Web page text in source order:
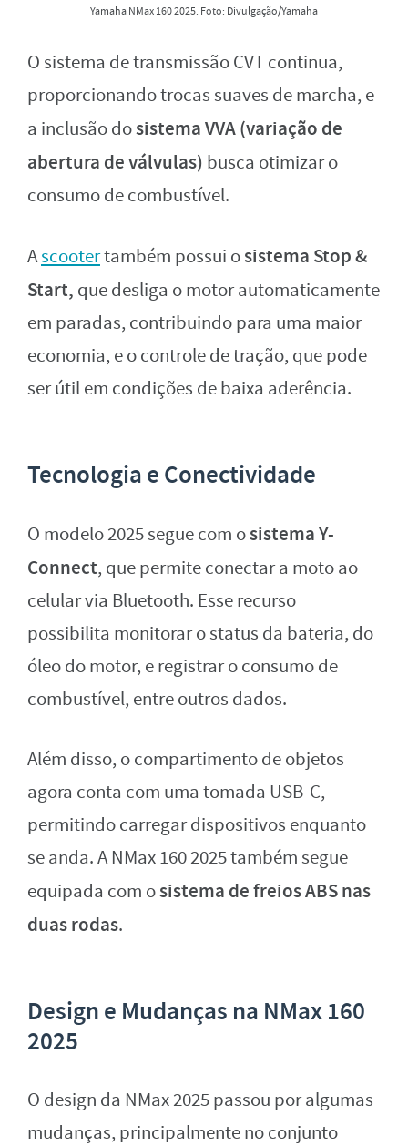
Yamaha NMax 160 2025. Foto: Divulgação/Yamaha
O sistema de transmissão CVT continua,
proporcionando trocas suaves de marcha, e
a inclusão dosistema VVA (variação de
abertura de válvulas) busca otimizar o
consumo de combustível.
Ascootertambém possui osistema Stop &
Start, que desliga o motor automaticamente
em paradas, contribuindo para uma maior
economia, e o controle de tração, que pode
ser útil em condições de baixa aderência.
Tecnologia e Conectividade
O modelo 2025 segue com osistema Y-
Connect, que permite conectar a moto ao
celular via Bluetooth. Esse recurso
possibilita monitorar o status da bateria, do
óleo do motor, e registrar o consumo de
combustível, entre outros dados.
Além disso, o compartimento de objetos
agora conta com uma tomada USB-C,
permitindo carregar dispositivos enquanto
se anda. A NMax 160 2025 também segue
equipada com osistema de freios ABS nas
duas rodas.
Design e Mudanças na NMax 160
2025
O design da NMax 2025 passou por algumas
mudanças, principalmente no conjunto